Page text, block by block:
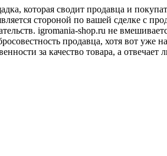
которая сводит продавца и
стороной по вашей сделке с
igromania-shop.ru не
продавца, хотя вот
за качество товара, а